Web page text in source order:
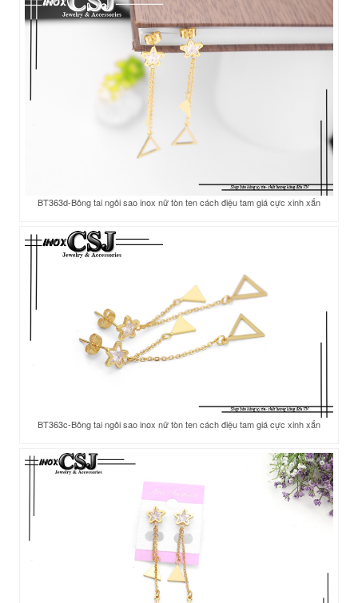
BT363d-Bông tai ngôi sao inox nữ tòn ten cách điệu tam giá cực xinh xắn
BT363c-Bông tai ngôi sao inox nữ tòn ten cách điệu tam giá cực xinh xắn